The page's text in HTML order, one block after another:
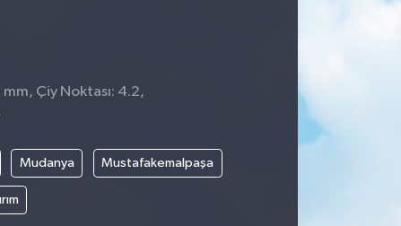
mm, Çiy Noktası: 4.2,
Mudanya Mustafakemalpaşa